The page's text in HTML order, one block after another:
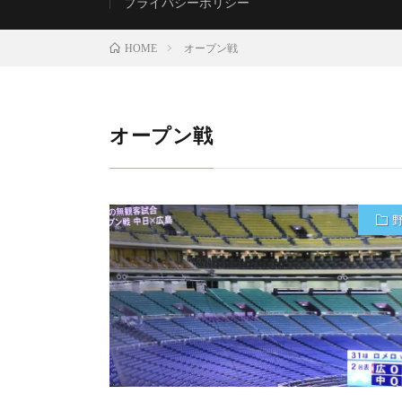
HOME オープン戦
オープン戦